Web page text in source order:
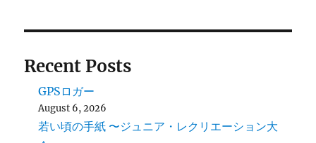
Recent Posts
GPSロガー
August 6, 2026
若い頃の手紙 〜ジュニア・レクリエーション大